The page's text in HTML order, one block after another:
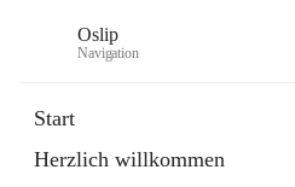
Oslip
Navigation
Start
Herzlich willkommen